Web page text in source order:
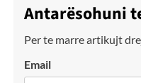
Antarësohuni
Per te marre artikujt
Email